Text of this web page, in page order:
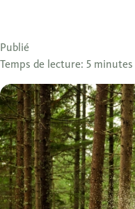
Publié
Temps de lecture: 5 minutes